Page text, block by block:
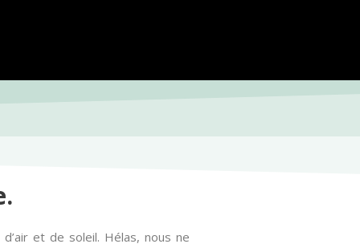
et de soleil. Hélas, nous ne